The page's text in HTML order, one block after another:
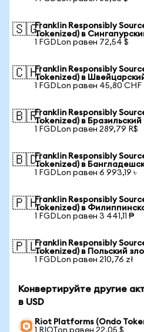
🇸🇬Franklin Responsibly
Tokenized) в
1 FGDLon равен 72,54 $
🇨🇭Franklin Responsibly
Tokenized) в
1 FGDLon равен 45,80 CHF
🇧🇷Franklin Responsibly
Tokenized) в
1 FGDLon равен 289,79 R$
🇧🇩Franklin Responsibly
Tokenized) в
1 FGDLon равен 6 993,19 ৳
🇵🇭Franklin Responsibly
Tokenized) в
1 FGDLon равен 3 441,11 ₱
🇵🇱Franklin Responsibly
Tokenized) в Польский
1 FGDLon равен 210,76 zł
Конвертируйте другие
в USD
Riot Platforms (Ondo
1 RIOTon равен 22,05 $